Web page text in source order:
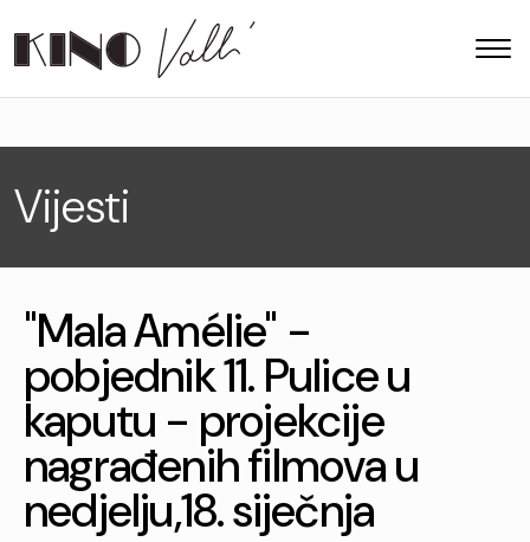
Vijesti
"Mala Amélie" -
pobjednik 11. Pulice u
kaputu - projekcije
nagrađenih filmova u
nedjelju,18. siječnja